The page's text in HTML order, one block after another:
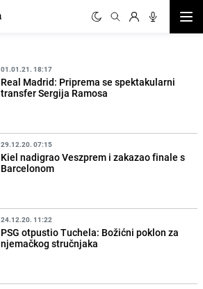
01.01.21. 18:17
Real Madrid: Priprema se spektakularni
transfer Sergija Ramosa
29.12.20. 07:15
Kiel nadigrao Veszprem i zakazao finale s
Barcelonom
24.12.20. 11:22
PSG otpustio Tuchela: Božićni poklon za
njemačkog stručnjaka